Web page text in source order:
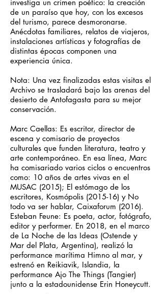
investiga un crimen poético: la creación
de un paraíso que hoy, con los excesos
del turismo, parece desmoronarse.
Anécdotas familiares, relatos de viajeros,
instalaciones artísticas y fotografías de
distintas épocas componen una
experiencia única.
Nota: Una vez finalizadas estas visitas el
Archivo se trasladará bajo las arenas del
desierto de Antofagasta para su mejor
conservación.
Marc Caellas: Es escritor, director de
escena y comisario de proyectos
culturales que funden literatura, teatro y
arte contemporáneo. En esa línea, Marc
ha comisariado varios ciclos o encuentros
como: 10 años de artes vivas en el
MUSAC (2015); El estómago de los
escritores, Kosmópolis (2015-16) y No
todo va ser hablar, Caixaforum (2016).
Esteban Feune: Es poeta, actor, fotógrafo,
editor y performer. En 2018, en el marco
de La Noche de las Ideas (Ostende y
Mar del Plata, Argentina), realizó la
performance marítima Himno al mar, y
estrenó en Reikiavik, Islandia, la
performance Ajo The Things (Tangier)
junto a la estadounidense Erin Honeycutt.